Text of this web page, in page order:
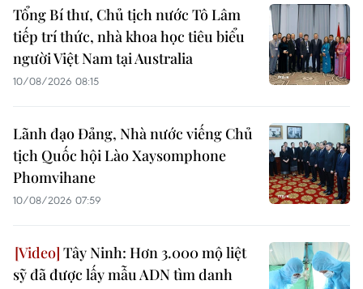
Tổng Bí thư, Chủ tịch nước Tô Lâm
tiếp trí thức, nhà khoa học tiêu biểu
người Việt Nam tại Australia
10/08/2026 08:15
Lãnh đạo Đảng, Nhà nước viếng Chủ
tịch Quốc hội Lào Xaysomphone
Phomvihane
10/08/2026 07:59
Tây Ninh: Hơn 3.000 mộ liệt
sỹ đã được lấy mẫu ADN tìm danh